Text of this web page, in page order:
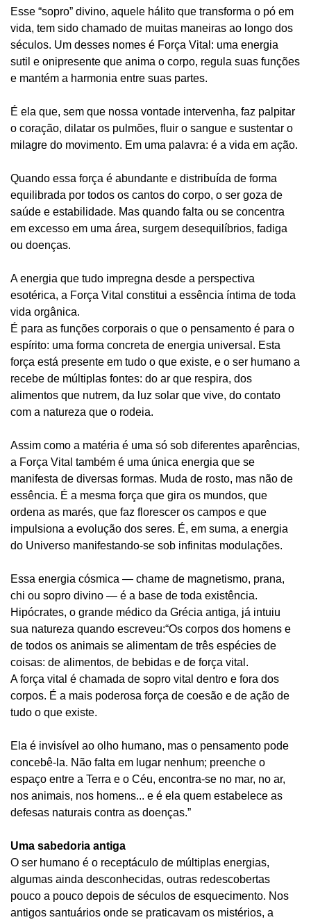
Esse “sopro” divino, aquele hálito que transforma o pó em
vida, tem sido chamado de muitas maneiras ao longo dos
séculos. Um desses nomes é Força Vital: uma energia
sutil e onipresente que anima o corpo, regula suas funções
e mantém a harmonia entre suas partes.
É ela que, sem que nossa vontade intervenha, faz palpitar
o coração, dilatar os pulmões, fluir o sangue e sustentar o
milagre do movimento. Em uma palavra: é a vida em ação.
Quando essa força é abundante e distribuída de forma
equilibrada por todos os cantos do corpo, o ser goza de
saúde e estabilidade. Mas quando falta ou se concentra
em excesso em uma área, surgem desequilíbrios, fadiga
ou doenças.
A energia que tudo impregna desde a perspectiva
esotérica, a Força Vital constitui a essência íntima de toda
vida orgânica.
É para as funções corporais o que o pensamento é para o
espírito: uma forma concreta de energia universal. Esta
força está presente em tudo o que existe, e o ser humano a
recebe de múltiplas fontes: do ar que respira, dos
alimentos que nutrem, da luz solar que vive, do contato
com a natureza que o rodeia.
Assim como a matéria é uma só sob diferentes aparências,
a Força Vital também é uma única energia que se
manifesta de diversas formas. Muda de rosto, mas não de
essência. É a mesma força que gira os mundos, que
ordena as marés, que faz florescer os campos e que
impulsiona a evolução dos seres. É, em suma, a energia
do Universo manifestando-se sob infinitas modulações.
Essa energia cósmica — chame de magnetismo, prana,
chi ou sopro divino — é a base de toda existência.
Hipócrates, o grande médico da Grécia antiga, já intuiu
sua natureza quando escreveu:“Os corpos dos homens e
de todos os animais se alimentam de três espécies de
coisas: de alimentos, de bebidas e de força vital.
A força vital é chamada de sopro vital dentro e fora dos
corpos. É a mais poderosa força de coesão e de ação de
tudo o que existe.
Ela é invisível ao olho humano, mas o pensamento pode
concebê-la. Não falta em lugar nenhum; preenche o
espaço entre a Terra e o Céu, encontra-se no mar, no ar,
nos animais, nos homens... e é ela quem estabelece as
defesas naturais contra as doenças.”
Uma sabedoria antiga
O ser humano é o receptáculo de múltiplas energias,
algumas ainda desconhecidas, outras redescobertas
pouco a pouco depois de séculos de esquecimento. Nos
antigos santuários onde se praticavam os mistérios, a